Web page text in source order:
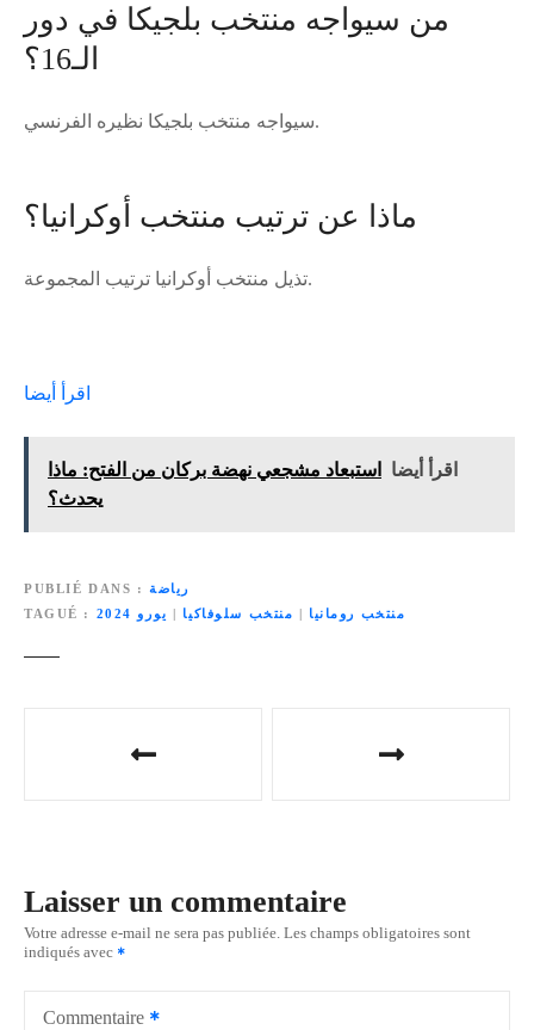
من سيواجه منتخب بلجيكا في دور
الـ16؟
سيواجه منتخب بلجيكا نظيره الفرنسي.
ماذا عن ترتيب منتخب أوكرانيا؟
تذيل منتخب أوكرانيا ترتيب المجموعة.
اقرأ أيضا
اقرأ أيضا
استبعاد مشجعي نهضة بركان من الفتح: ماذا
يحدث؟
PUBLIÉ DANS
رياضة
TAGUÉ
منتخب رومانيا | منتخب سلوفاكيا | يورو 2024
g
a
Laisser un commentaire
Votre adresse e-mail ne sera pas publiée. Les champs obligatoires sont
indiqués avec
Commentaire